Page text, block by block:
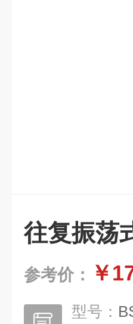
往复振荡
参考价： ￥
型号：